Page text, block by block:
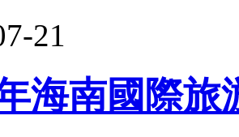
21
海南國際旅